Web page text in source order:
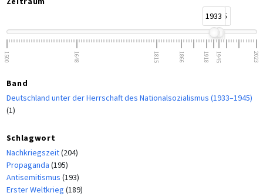
1933
1945
1500 1648 1815 1866 1918 1945 2023
Band
Deutschland unter der Herrschaft des Nationalsozialismus (1933–1945)
(1)
Schlagwort
Nachkriegszeit(204)
Propaganda (195)
Antisemitismus (193)
Erster Weltkrieg (189)